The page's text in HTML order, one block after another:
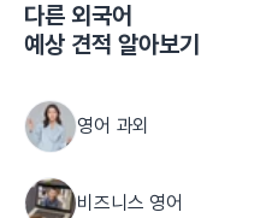
다른 외국어
예상 견적 알아보기
영어 과외
비즈니스 영어